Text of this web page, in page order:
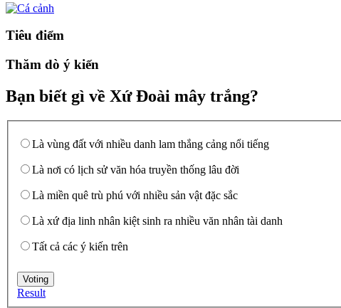
Tiêu điểm
Thăm dò ý kiến
Bạn biết gì về Xứ Đoài mây trắng?
Là vùng đất với nhiều danh lam thắng cảng nổi tiếng
Là nơi có lịch sử văn hóa truyền thống lâu đời
Là miền quê trù phú với nhiều sản vật đặc sắc
Là xứ địa linh nhân kiệt sinh ra nhiều văn nhân tài danh
Tất cả các ý kiến trên
Result